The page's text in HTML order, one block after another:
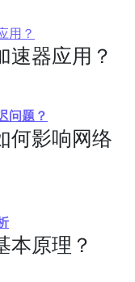
用？
速器应用？
问题？
何影响网络
本原理？